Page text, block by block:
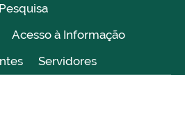
Pesquisa
Acesso à Informação
Servidores